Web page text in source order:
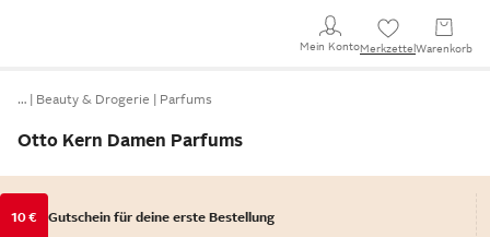
Mein KontoMerkzettel Warenkorb
… Beauty & Drogerie Parfums
Otto Kern Damen Parfums
10 € Gutschein für deine erste Bestellung